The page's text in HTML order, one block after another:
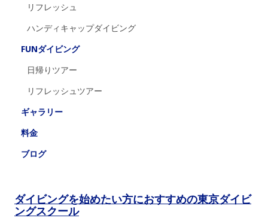
リフレッシュ
ハンディキャップダイビング
FUNダイビング
日帰りツアー
リフレッシュツアー
ギャラリー
料金
ブログ
ダイビングを始めたい方におすすめの東京ダイビ
ングスクール